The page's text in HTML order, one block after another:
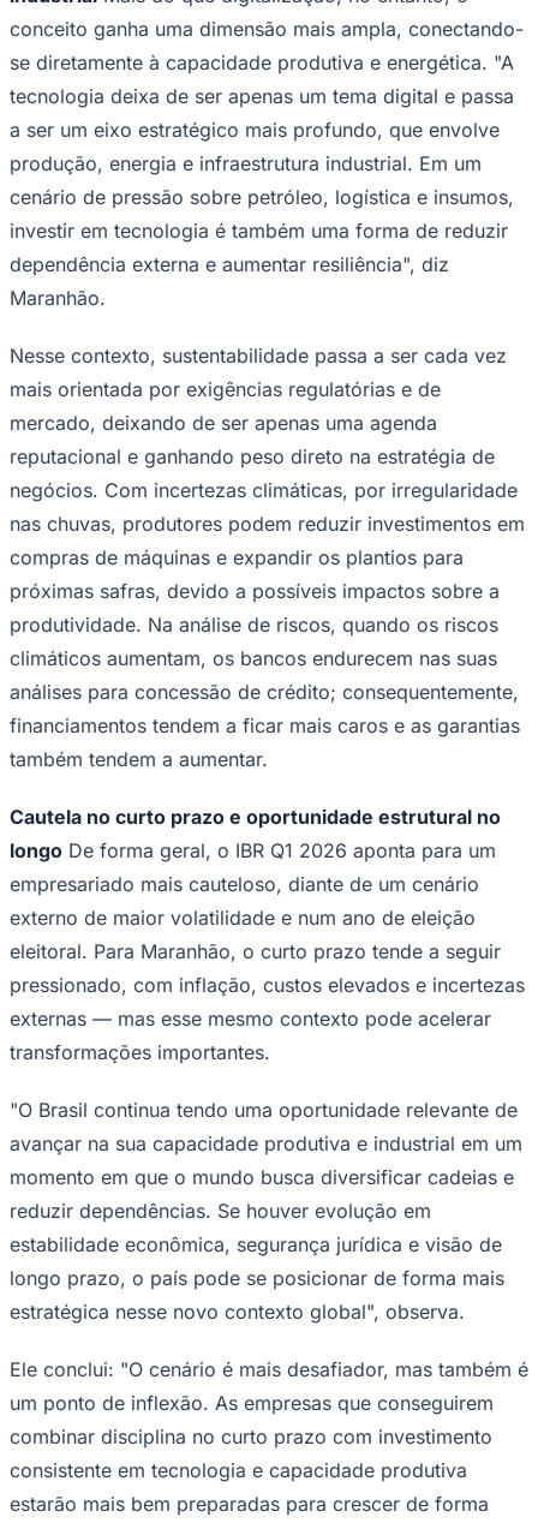
Corinthians
São Paulo
conceito ganha uma dimensão mais ampla, conectando-
se diretamente à capacidade produtiva e energética. "A
tecnologia deixa de ser apenas um tema digital e passa
a ser um eixo estratégico mais profundo, que envolve
produção, energia e infraestrutura industrial. Em um
cenário de pressão sobre petróleo, logística e insumos,
investir em tecnologia é também uma forma de reduzir
dependência externa e aumentar resiliência", diz
Maranhão.
Nesse contexto, sustentabilidade passa a ser cada vez
mais orientada por exigências regulatórias e de
mercado, deixando de ser apenas uma agenda
reputacional e ganhando peso direto na estratégia de
negócios. Com incertezas climáticas, por irregularidade
nas chuvas, produtores podem reduzir investimentos em
compras de máquinas e expandir os plantios para
próximas safras, devido a possíveis impactos sobre a
produtividade. Na análise de riscos, quando os riscos
climáticos aumentam, os bancos endurecem nas suas
análises para concessão de crédito; consequentemente,
financiamentos tendem a ficar mais caros e as garantias
também tendem a aumentar.
Cautela no curto prazo e oportunidade estrutural no
longo De forma geral, o IBR Q1 2026 aponta para um
empresariado mais cauteloso, diante de um cenário
externo de maior volatilidade e num ano de eleição
eleitoral. Para Maranhão, o curto prazo tende a seguir
pressionado, com inflação, custos elevados e incertezas
externas — mas esse mesmo contexto pode acelerar
transformações importantes.
"O Brasil continua tendo uma oportunidade relevante de
avançar na sua capacidade produtiva e industrial em um
momento em que o mundo busca diversificar cadeias e
reduzir dependências. Se houver evolução em
estabilidade econômica, segurança jurídica e visão de
longo prazo, o país pode se posicionar de forma mais
estratégica nesse novo contexto global", observa.
Ele conclui: "O cenário é mais desafiador, mas também é
um ponto de inflexão. As empresas que conseguirem
combinar disciplina no curto prazo com investimento
consistente em tecnologia e capacidade produtiva
estarão mais bem preparadas para crescer de forma